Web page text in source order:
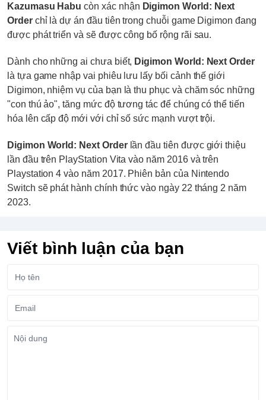
Kazumasu Habu còn xác nhận Digimon World: Next
Orderchỉ là dự án đầu tiên trong chuỗi game Digimon đang
được phát triển và sẽ được công bố rộng rãi sau.
Dành cho những ai chưa biết, Digimon World: Next Order
là tựa game nhập vai phiêu lưu lấy bối cảnh thế giới
Digimon, nhiệm vụ của bạn là thu phục và chăm sóc những
"con thú ảo", tăng mức độ tương tác để chúng có thể tiến
hóa lên cấp độ mới với chỉ số sức mạnh vượt trội.
Digimon World: Next Orderlần đầu tiên được giới thiệu
lần đầu trên PlayStation Vita vào năm 2016 và trên
Playstation 4 vào năm 2017. Phiên bản của Nintendo
Switch sẽ phát hành chính thức vào ngày 22 tháng 2 năm
2023.
Viết bình luận của bạn